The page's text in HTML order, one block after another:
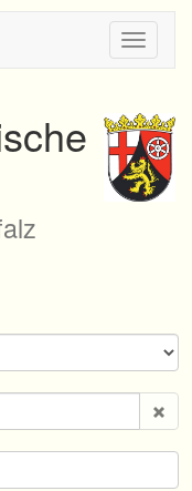
ein/